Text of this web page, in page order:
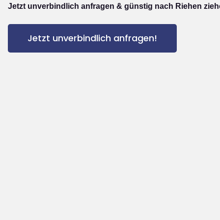
Jetzt unverbindlich anfragen & günstig nach Riehen
Jetzt unverbindlich anfragen!